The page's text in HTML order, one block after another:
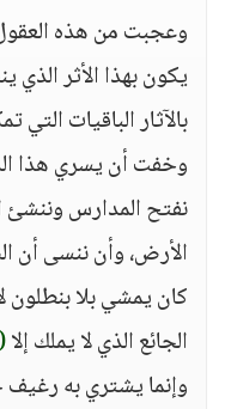
وعجبت من هذه
يكون بهذا الأثر
بالآثار الباقيات
وخفت أن يسري هذا
نفتح المدارس
الأرض، وأن ننسى أن
كان يمشي بلا بنطلون
الجائع الذي لا يملك إلا
وإنما يشتري به رغيف